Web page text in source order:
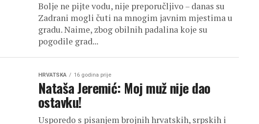
Bolje ne pijte vodu, nije preporučljivo – danas su
Zadrani mogli čuti na mnogim javnim mjestima u
gradu. Naime, zbog obilnih padalina koje su
pogodile grad...
HRVATSKA 16 godina prije
Nataša Jeremić: Moj muž nije dao
ostavku!
Usporedo s pisanjem brojnih hrvatskih, srpskih i